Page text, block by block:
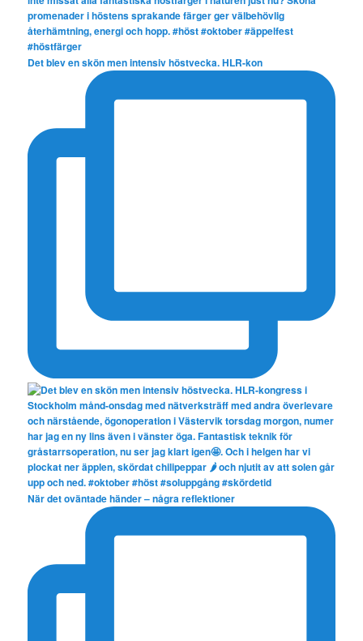
Det blev en skön men intensiv höstvecka. HLR-kon
När det oväntade händer – några reflektioner